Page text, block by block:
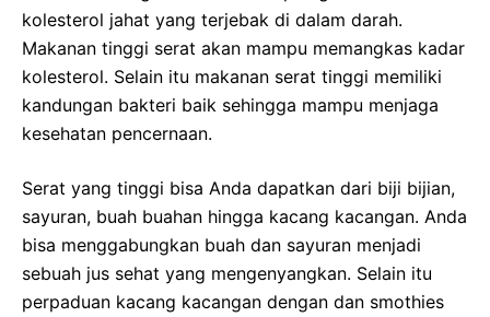
kolesterol jahat yang terjebak di dalam darah.
Makanan tinggi serat akan mampu memangkas kadar
kolesterol. Selain itu makanan serat tinggi memiliki
kandungan bakteri baik sehingga mampu menjaga
kesehatan pencernaan.
Serat yang tinggi bisa Anda dapatkan dari biji bijian,
sayuran, buah buahan hingga kacang kacangan. Anda
bisa menggabungkan buah dan sayuran menjadi
sebuah jus sehat yang mengenyangkan. Selain itu
perpaduan kacang kacangan dengan dan smothies